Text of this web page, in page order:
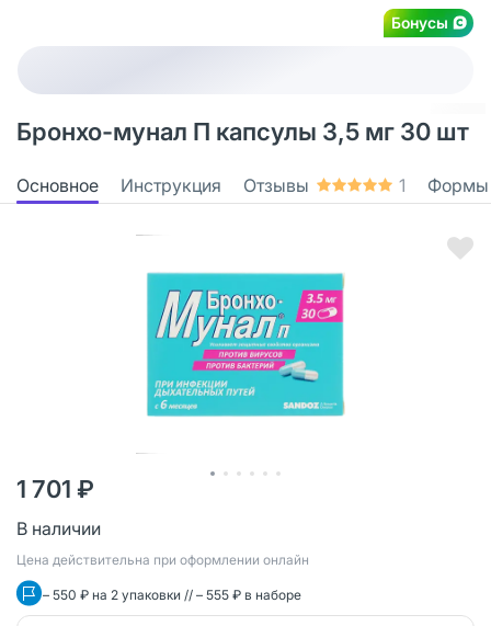
Бонусы
Бронхо-мунал П капсулы 3,5 мг 30 шт
Основное Инструкция Отзывы 1 Формы
1 701 ₽
В наличии
Цена действительна при оформлении онлайн
– 550 ₽ на 2 упаковки // – 555 ₽ в наборе